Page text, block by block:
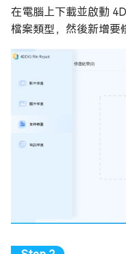
在電腦上下載並啟動
檔案類型，然後新增要